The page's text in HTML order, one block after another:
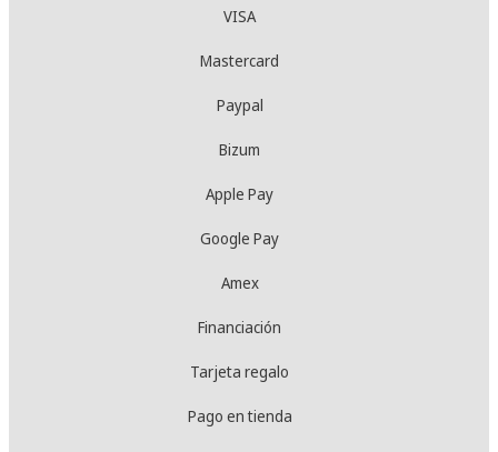
VISA
Mastercard
Paypal
Bizum
Apple Pay
Google Pay
Amex
Financiación
Tarjeta regalo
Pago en tienda